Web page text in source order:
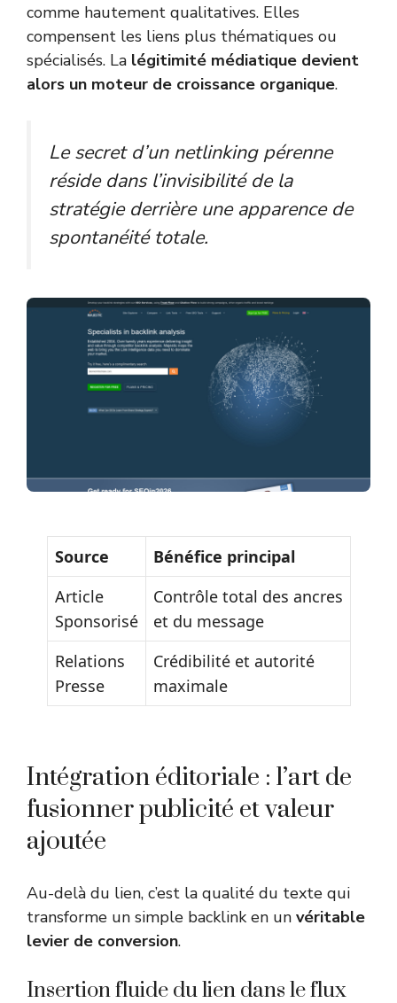
comme hautement qualitatives. Elles
compensent les liens plus thématiques ou
spécialisés. La légitimité médiatique devient
alors un moteur de croissance organique.
Le secret d’un netlinking pérenne
réside dans l’invisibilité de la
stratégie derrière une apparence de
spontanéité totale.
Source
Bénéfice principal
Article
Sponsorisé
Contrôle total des ancres
et du message
Relations
Presse
Crédibilité et autorité
maximale
Intégration éditoriale : l’art de
fusionner publicité et valeur
ajoutée
Au-delà du lien, c’est la qualité du texte qui
transforme un simple backlink en un véritable
levier de conversion.
Insertion fluide du lien dans le flux